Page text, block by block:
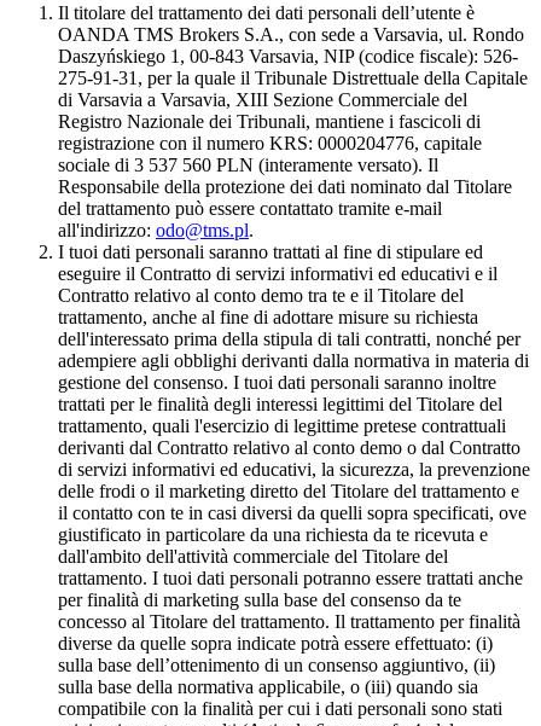
Il titolare del trattamento dei dati personali dell’utente è
OANDA TMS Brokers S.A., con sede a Varsavia, ul. Rondo
Daszyńskiego 1, 00-843 Varsavia, NIP (codice fiscale): 526-
275-91-31, per la quale il Tribunale Distrettuale della Capitale
di Varsavia a Varsavia, XIII Sezione Commerciale del
Registro Nazionale dei Tribunali, mantiene i fascicoli di
registrazione con il numero KRS: 0000204776, capitale
sociale di 3 537 560 PLN (interamente versato). Il
Responsabile della protezione dei dati nominato dal Titolare
del trattamento può essere contattato tramite e-mail
all'indirizzo: odo@tms.pl.
I tuoi dati personali saranno trattati al fine di stipulare ed
eseguire il Contratto di servizi informativi ed educativi e il
Contratto relativo al conto demo tra te e il Titolare del
trattamento, anche al fine di adottare misure su richiesta
dell'interessato prima della stipula di tali contratti, nonché per
adempiere agli obblighi derivanti dalla normativa in materia di
gestione del consenso. I tuoi dati personali saranno inoltre
trattati per le finalità degli interessi legittimi del Titolare del
trattamento, quali l'esercizio di legittime pretese contrattuali
derivanti dal Contratto relativo al conto demo o dal Contratto
di servizi informativi ed educativi, la sicurezza, la prevenzione
delle frodi o il marketing diretto del Titolare del trattamento e
il contatto con te in casi diversi da quelli sopra specificati, ove
giustificato in particolare da una richiesta da te ricevuta e
dall'ambito dell'attività commerciale del Titolare del
trattamento. I tuoi dati personali potranno essere trattati anche
per finalità di marketing sulla base del consenso da te
concesso al Titolare del trattamento. Il trattamento per finalità
diverse da quelle sopra indicate potrà essere effettuato: (i)
sulla base dell’ottenimento di un consenso aggiuntivo, (ii)
sulla base della normativa applicabile, o (iii) quando sia
compatibile con la finalità per cui i dati personali sono stati